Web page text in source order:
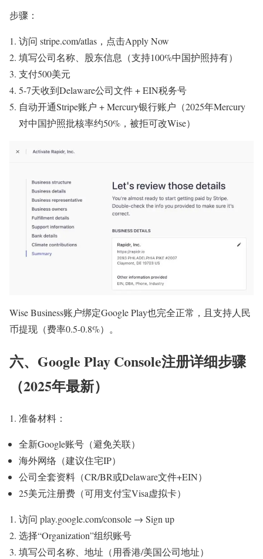
步骤：
访问 stripe.com/atlas，点击Apply Now
填写公司名称、股东信息（支持100%中国护照持有）
支付500美元
5-7天收到Delaware公司文件 + EIN税务号
自动开通Stripe账户 + Mercury银行账户（2025年Mercury
对中国护照批核率约50%，被拒可改Wise）
Wise Business账户绑定Google Play也完全正常，且支持人民
币提现（费率0.5-0.8%）。
六、Google Play Console注册详细步骤
（2025年最新）
准备材料：
全新Google账号（避免关联）
海外网络（建议住宅IP）
公司全套资料（CR/BR或Delaware文件+EIN）
25美元注册费（可用支付宝Visa虚拟卡）
访问 play.google.com/console → Sign up
选择“Organization”组织账号
填写公司名称、地址（用香港/美国公司地址）